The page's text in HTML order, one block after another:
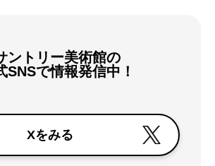
ントリー美術館の
SNSで情報発信中！
Xをみる